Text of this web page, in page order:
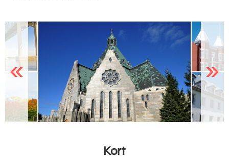
Previous Next
Kort